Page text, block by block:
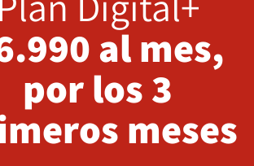
al mes,
por los 3
meses